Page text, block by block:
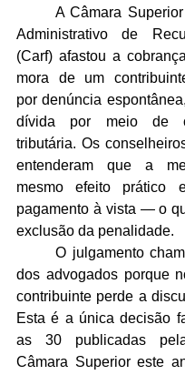
Administrativo de
(Carf) afastou a
mora de um
por denúncia
dívida por meio de
tributária. Os
entenderam que a
mesmo efeito prático
pagamento à vista — o
exclusão da penalidade.
dos advogados porque
contribuinte perde a
Esta é a única decisão
as 30 publicadas
Câmara Superior este